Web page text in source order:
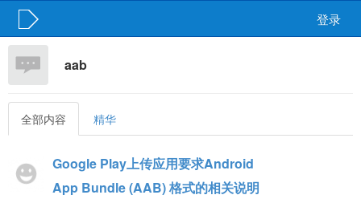
登录
aab
全部内容 精华
Google Play上传应用要求Android
App Bundle (AAB) 格式的相关说明